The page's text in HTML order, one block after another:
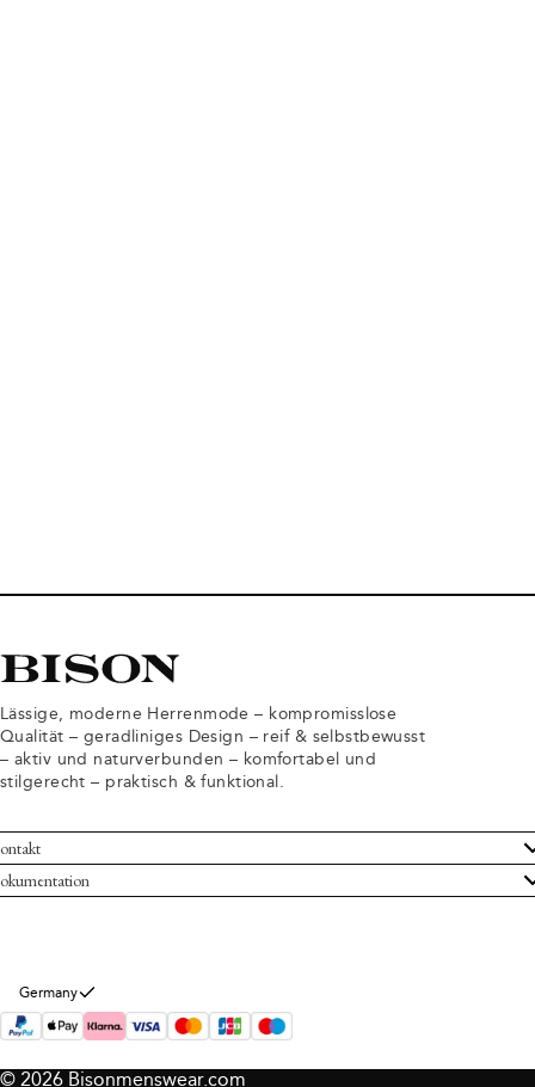
Lässige, moderne Herrenmode – kompromisslose
Qualität – geradliniges Design – reif & selbstbewusst
– aktiv und naturverbunden – komfortabel und
stilgerecht – praktisch & funktional.
Bison
Geschäftsbedingungen
Informationen
Germany
© 2026 Bisonmenswear.com